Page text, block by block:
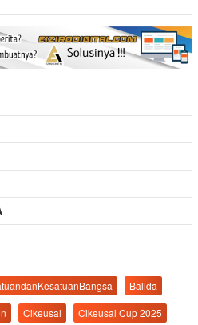
Balida
Cikeusal Cikeusal Cup 2025